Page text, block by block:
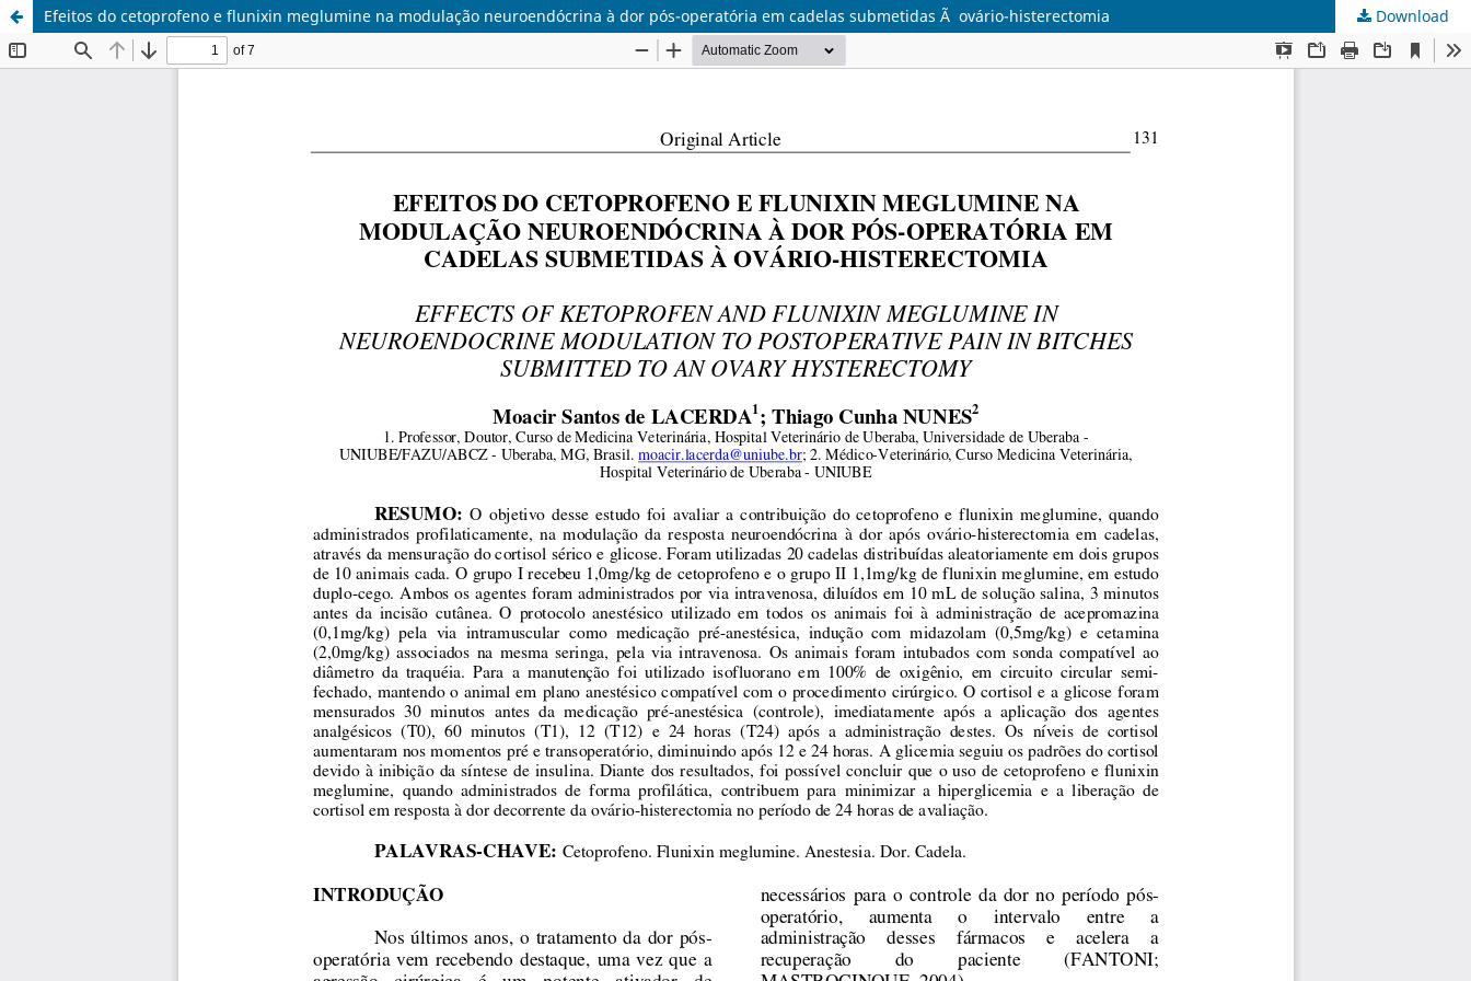
Efeitos do cetoprofeno e flunixin meglumine na modulação neuroendócrina à dor pós-operatória em cadelas submetidas Ã ovário-histerectomia Download